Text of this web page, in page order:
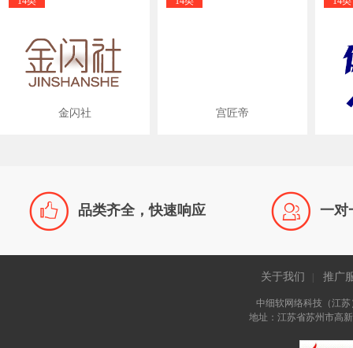
金闪社 宫匠帝
 品类齐全，快速响应  一对
关于我们 推广
中细软网络科技（江
地址：江苏省苏州市高